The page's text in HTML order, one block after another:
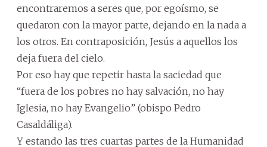
encontraremos a seres que, por egoísmo, se
quedaron con la mayor parte, dejando en la nada a
los otros. En contraposición, Jesús a aquellos los
deja fuera del cielo.
Por eso hay que repetir hasta la saciedad que
“fuera de los pobres no hay salvación, no hay
Iglesia, no hay Evangelio” (obispo Pedro
Casaldáliga).
Y estando las tres cuartas partes de la Humanidad